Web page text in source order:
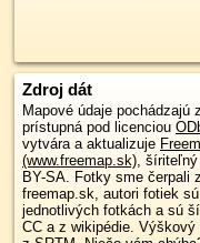
Zdroj dát
Mapové údaje pochádzajú z
prístupná pod licenciou
vytvára a aktualizuje
(www.freemap.sk), šíriteľný
BY-SA. Fotky sme čerpali
freemap.sk, autori fotiek
jednotlivých fotkách a sú
CC a z wikipédie. Výškový